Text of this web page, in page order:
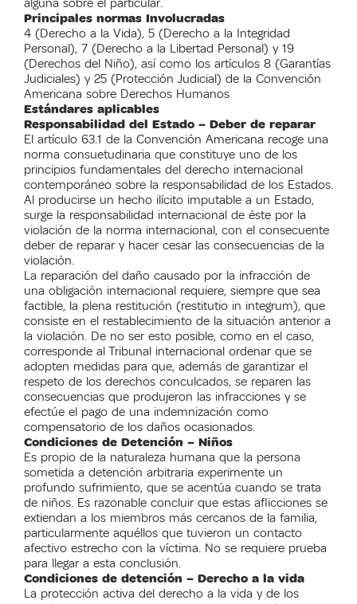
Principales normas Involucradas
4 (Derecho a la Vida), 5 (Derecho a la Integridad
Personal), 7 (Derecho a la Libertad Personal) y 19
(Derechos del Niño), así como los artículos 8 (Garantías
Judiciales) y 25 (Protección Judicial) de la Convención
Americana sobre Derechos Humanos
Estándares aplicables
Responsabilidad del Estado – Deber de reparar
El artículo 63.1 de la Convención Americana recoge una
norma consuetudinaria que constituye uno de los
principios fundamentales del derecho internacional
contemporáneo sobre la responsabilidad de los Estados.
Al producirse un hecho ilícito imputable a un Estado,
surge la responsabilidad internacional de éste por la
violación de la norma internacional, con el consecuente
deber de reparar y hacer cesar las consecuencias de la
violación.
La reparación del daño causado por la infracción de
una obligación internacional requiere, siempre que sea
factible, la plena restitución (restitutio in integrum), que
consiste en el restablecimiento de la situación anterior a
la violación. De no ser esto posible, como en el caso,
corresponde al Tribunal internacional ordenar que se
adopten medidas para que, además de garantizar el
respeto de los derechos conculcados, se reparen las
consecuencias que produjeron las infracciones y se
efectúe el pago de una indemnización como
compensatorio de los daños ocasionados.
Condiciones de Detención – Niños
Es propio de la naturaleza humana que la persona
sometida a detención arbitraria experimente un
profundo sufrimiento, que se acentúa cuando se trata
de niños. Es razonable concluir que estas aflicciones se
extiendan a los miembros más cercanos de la familia,
particularmente aquéllos que tuvieron un contacto
afectivo estrecho con la víctima. No se requiere prueba
para llegar a esta conclusión.
Condiciones de detención – Derecho a la vida
La protección activa del derecho a la vida y de los